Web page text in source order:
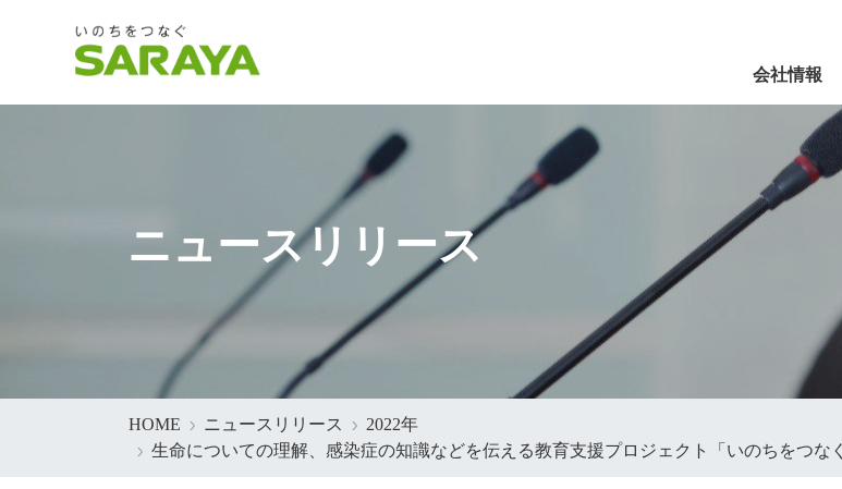
会社情報
ニュースリリース
HOME ニュースリリース
2022年
生命についての理解、感染症の知識などを伝える教育支援プロジェクト「いのちをつ